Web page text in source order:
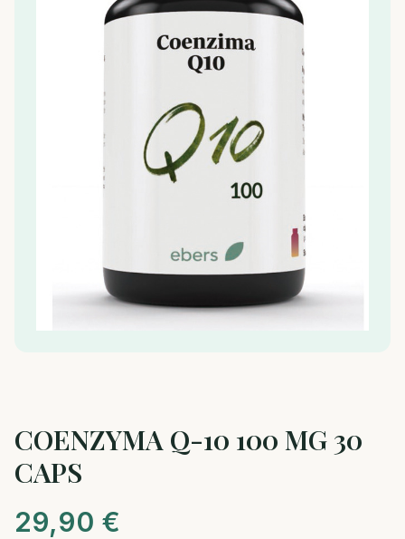
COENZYMA Q-10 100 MG 30
CAPS
29,90 €